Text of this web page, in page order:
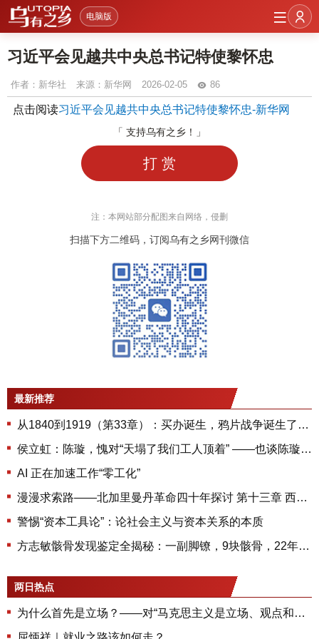
电脑版
习近平会见越共中央总书记特使黎怀忠
作者： 新华社 来源：新华网 2026-02-05 86
点击阅读习近平会见越共中央总书记特使黎怀忠-新华网
「 支持乌有之乡！」
打 赏
注：本网站部分配图来自网络，侵删
扫描下方二维码，订阅乌有之乡网刊微信
最新推荐
从1840到1919（第33章）：买办诞生，鸦片战争诞生了的买办对后世有什么影响
侯立虹：陈璇，愧对“天塌了我们工人顶着” ——也谈陈璇“撅屁股事件”
AI 正在加速工作“零工化”
漫漫求索路——北加里曼丹革命四十年探讨 第十三章 西部国内掀起武装斗争的高潮（中）
警惕“资本工具论”：论社会主义与资本关系的本质
方志敏骸骨发现鉴定全揭秘：一副脚镣，9块骸骨，22年后重见天日，人民英雄永垂不朽
两日热点
为什么首先是立场？——对“马克思主义是立场、观点和方法的统一”的再思考